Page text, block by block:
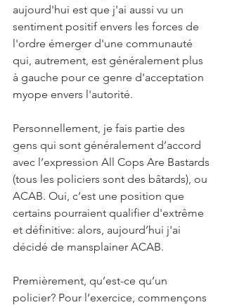
aujourd'hui est que j'ai aussi vu un
sentiment positif envers les forces de
l'ordre émerger d'une communauté
qui, autrement, est généralement plus
à gauche pour ce genre d'acceptation
myope envers l'autorité.
Personnellement, je fais partie des
gens qui sont généralement d’accord
avec l’expression All Cops Are Bastards
(tous les policiers sont des bâtards), ou
ACAB. Oui, c’est une position que
certains pourraient qualifier d'extrême
et définitive: alors, aujourd’hui j'ai
décidé de mansplainer ACAB.
Premièrement, qu’est-ce qu’un
policier? Pour l’exercice, commençons